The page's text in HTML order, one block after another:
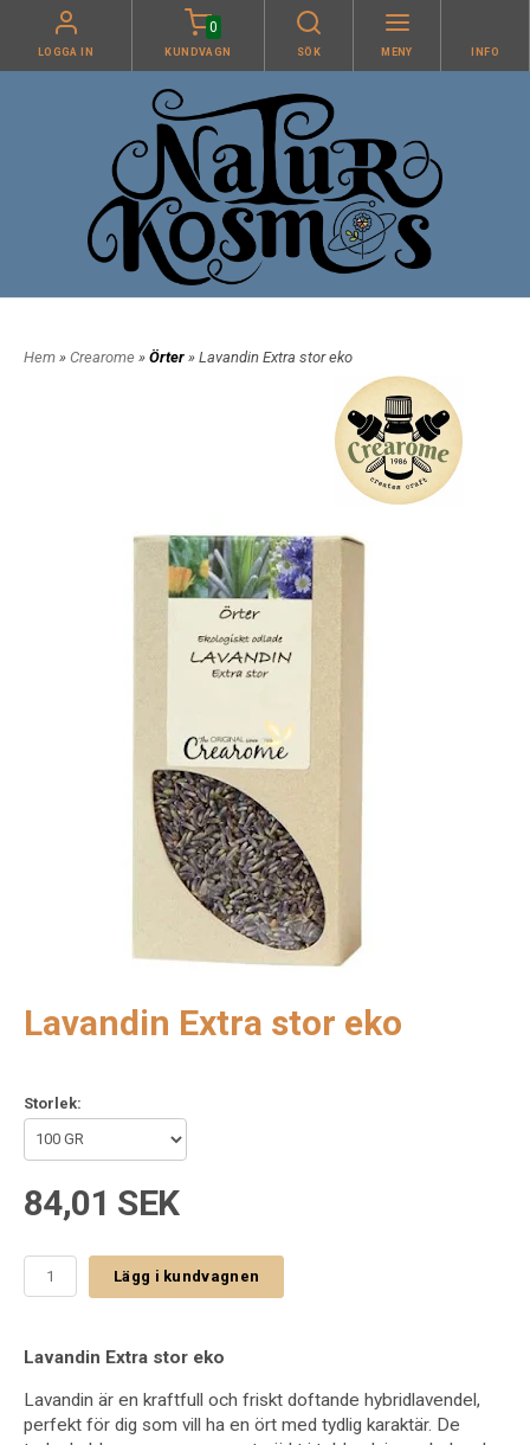
LOGGA IN
0
KUNDVAGN SÖK MENY INFO
Hem » Crearome » Örter » Lavandin Extra stor eko
Lavandin Extra stor eko
Storlek:
84,01 SEK
Lägg i kundvagnen
Lavandin Extra stor eko
Lavandin är en kraftfull och friskt doftande hybridlavendel,
perfekt för dig som vill ha en ört med tydlig karaktär. De